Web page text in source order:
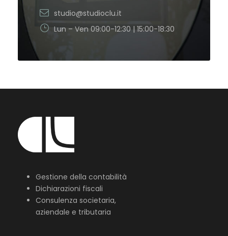
studio@studioclu.it
Lun – Ven 09:00-12:30 | 15:00-18:30
Gestione della contabilità
Dichiarazioni fiscali
Consulenza societaria,
aziendale e tributaria